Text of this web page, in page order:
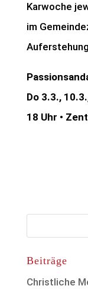
Karwoche
im
Do 3.3.,
18 Uhr •
Beiträge
Christliche